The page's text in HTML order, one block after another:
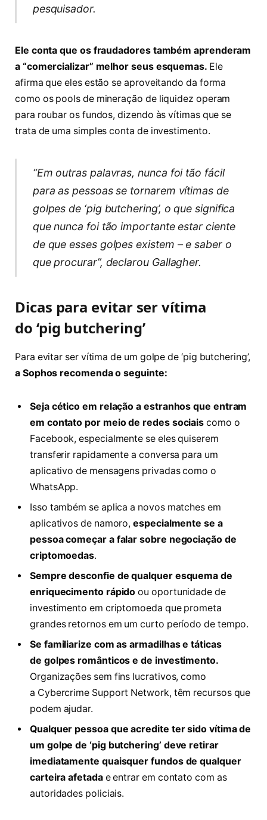
pesquisador.
Ele conta que os fraudadores também aprenderam
a “comercializar” melhor seus esquemas. Ele
afirma que eles estão se aproveitando da forma
como os pools de mineração de liquidez operam
para roubar os fundos, dizendo às vítimas que se
trata de uma simples conta de investimento.
“Em outras palavras, nunca foi tão fácil
para as pessoas se tornarem vítimas de
golpes de ‘pig butchering’, o que significa
que nunca foi tão importante estar ciente
de que esses golpes existem – e saber o
que procurar”, declarou Gallagher.
Dicas para evitar ser vítima
do ‘pig butchering’
Para evitar ser vítima de um golpe de ‘pig butchering’,
a Sophos recomenda o seguinte:
Seja cético em relação a estranhos que entram
em contato por meio de redes sociaiscomo o
Facebook, especialmente se eles quiserem
transferir rapidamente a conversa para um
aplicativo de mensagens privadas como o
WhatsApp.
Isso também se aplica a novos matches em
aplicativos de namoro,especialmente se a
pessoa começar a falar sobre negociação de
criptomoedas.
Sempre desconfie de qualquer esquema de
enriquecimento rápido ou oportunidade de
investimento em criptomoeda que prometa
grandes retornos em um curto período de tempo.
Se familiarize com as armadilhas e táticas
de golpes românticos e de investimento.
Organizações sem fins lucrativos, como
a Cybercrime Support Network, têm recursos que
podem ajudar.
Qualquer pessoa que acredite ter sido vítima de
um golpe de ‘pig butchering’ deve retirar
imediatamente quaisquer fundos de qualquer
carteira afetadae entrar em contato com as
autoridades policiais.